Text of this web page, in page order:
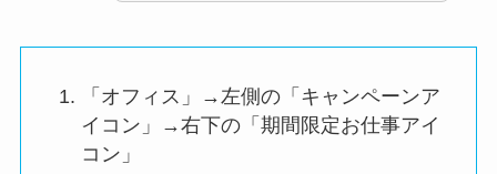
「オフィス」→左側の「キャンペーンア
イコン」→右下の「期間限定お仕事アイ
コン」